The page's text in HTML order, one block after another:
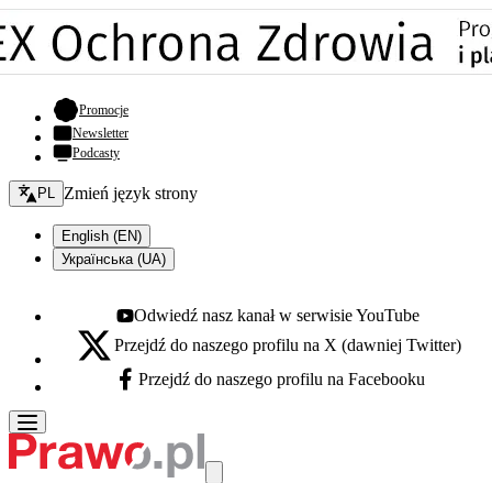
Promocje- otwiera się w nowej karcie
Newsletter
Podcasty
Zmień język - bieżący:
PL Zmień język strony
English (EN)
Українська (UA)
Youtube - otwiera się w nowej karcie
Odwiedź nasz kanał w serwisie YouTube
X - otwiera się w nowej karcie
Przejdź do naszego profilu na X (dawniej Twitter)
Facebook - otwiera się w nowej karcie
Przejdź do naszego profilu na Facebooku